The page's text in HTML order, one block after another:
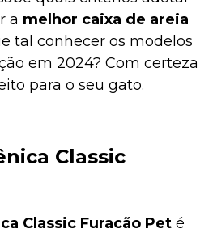
a melhor caixa de areia
tal conhecer os modelos
em 2024? Com certeza
para o seu gato.
Classic
Classic Furacão Pet é